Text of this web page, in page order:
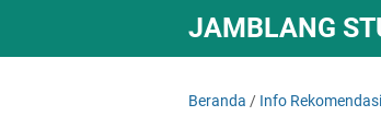
JAMBLANG
Beranda / Info Rekomendasi